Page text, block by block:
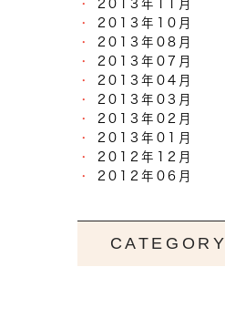
2013年11月
2013年10月
2013年08月
2013年07月
2013年04月
2013年03月
2013年02月
2013年01月
2012年12月
2012年06月
CATEGORY